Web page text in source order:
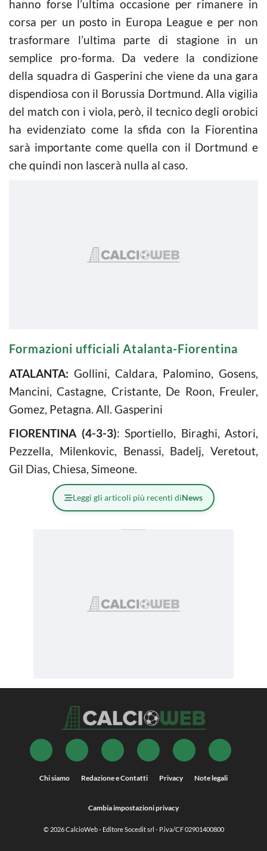
hanno forse l’ultima occasione per rimanere in
corsa per un posto in Europa League e per non
trasformare l’ultima parte di stagione in un
semplice pro-forma. Da vedere la condizione
della squadra di Gasperini che viene da una gara
dispendiosa con il Borussia Dortmund. Alla vigilia
del match con i viola, però, il tecnico degli orobici
ha evidenziato come la sfida con la Fiorentina
sarà importante come quella con il Dortmund e
che quindi non lascerà nulla al caso.
Formazioni ufficiali Atalanta-Fiorentina
ATALANTA: Gollini, Caldara, Palomino, Gosens,
Mancini, Castagne, Cristante, De Roon, Freuler,
Gomez, Petagna. All. Gasperini
FIORENTINA (4-3-3): Sportiello, Biraghi, Astori,
Pezzella, Milenkovic, Benassi, Badelj, Veretout,
Gil Dias, Chiesa, Simeone.
Leggi gli articoli più recenti diNews
Chi siamo Redazione e Contatti Privacy Note legali
Cambia impostazioni privacy
© 2026CalcioWeb- Editore Socedit srl - P.iva/CF 02901400800